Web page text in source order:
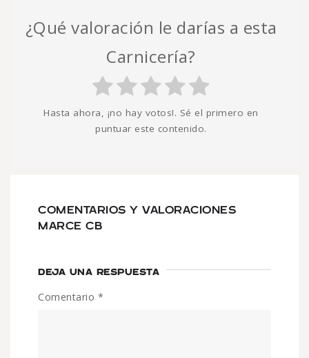
¿Qué valoración le darías a esta
Carnicería?
Hasta ahora, ¡no hay votos!. Sé el primero en
puntuar este contenido.
COMENTARIOS Y VALORACIONES
MARCE CB
DEJA UNA RESPUESTA
Comentario *